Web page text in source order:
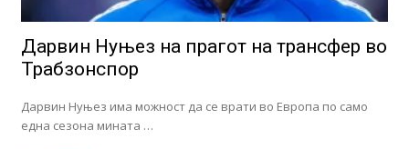
Дарвин Нуњез на прагот на трансфер во
Трабзонспор
Дарвин Нуњез има можност да се врати во Европа по само
една сезона мината …